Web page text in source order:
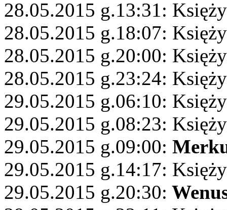
28.05.2015 g.13:31:
28.05.2015 g.18:07:
28.05.2015 g.20:00:
28.05.2015 g.23:24:
29.05.2015 g.06:10:
29.05.2015 g.08:23:
29.05.2015 g.09:00:
29.05.2015 g.14:17:
29.05.2015 g.20:30: